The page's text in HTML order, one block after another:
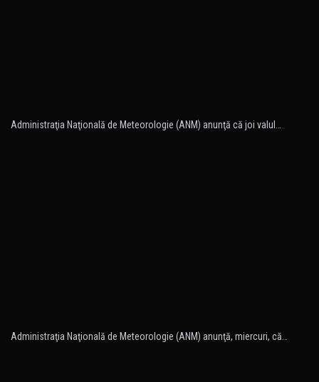
Administraţia Naţională de Meteorologie (ANM) anunţă că joi valul…
Administraţia Naţională de Meteorologie (ANM) anunţă, miercuri, că…